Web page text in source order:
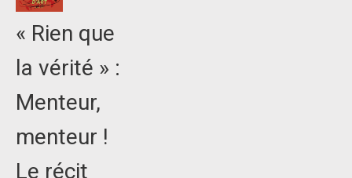
« Rien que
la vérité » :
Menteur,
menteur !
Le récit